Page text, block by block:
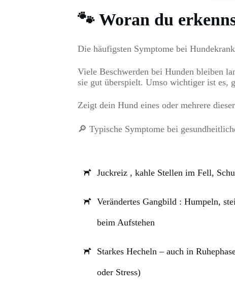
🐾 Woran du
Die häufigsten Symptome bei
Viele Beschwerden bei Hunden bleiben
sie gut überspielt. Umso wichtiger ist es,
Zeigt dein Hund eines oder mehrere
🔎 Typische Symptome bei
Juckreiz , kahle Stellen im Fell,
Verändertes Gangbild : Humpeln,
beim Aufstehen
Starkes Hecheln – auch in
oder Stress)